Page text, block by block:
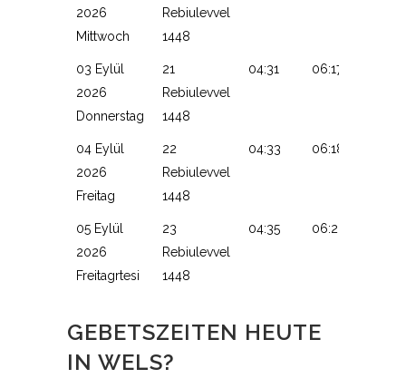
2026
Mittwoch
Rebiulevvel
1448
03 Eylül
2026
Donnerstag
21
Rebiulevvel
1448
04:31 06:17
04 Eylül
2026
Freitag
22
Rebiulevvel
1448
04:33 06:18
05 Eylül
2026
Freitagrtesi
23
Rebiulevvel
1448
04:35 06:20
GEBETSZEITEN HEUTE
IN WELS?